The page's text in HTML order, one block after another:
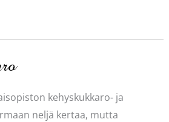
kehyskukkaro- ja
neljä kertaa, mutta